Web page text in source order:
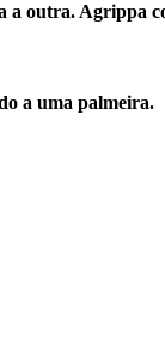
a outra. Agrippa
a uma palmeira.